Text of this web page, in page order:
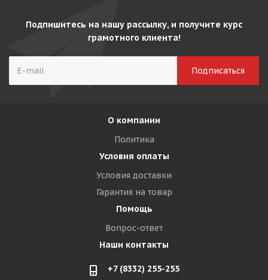
Подпишитесь на нашу рассылку, и получите курс
грамотного клиента!
О компании
Политика
Условия оплаты
Условия доставки
Гарантия на товар
Помощь
Вопрос-ответ
Наши контакты
+7 (8332) 255-255